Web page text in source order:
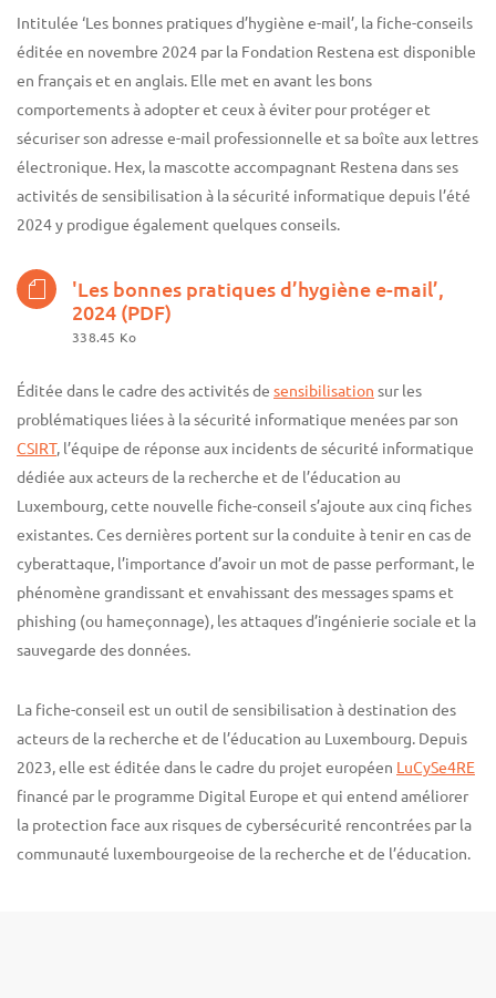
Intitulée ‘Les bonnes pratiques d’hygiène e-mail’, la fiche-conseils
éditée en novembre 2024 par la Fondation Restena est disponible
en français et en anglais. Elle met en avant les bons
comportements à adopter et ceux à éviter pour protéger et
sécuriser son adresse e-mail professionnelle et sa boîte aux lettres
électronique. Hex, la mascotte accompagnant Restena dans ses
activités de sensibilisation à la sécurité informatique depuis l’été
2024 y prodigue également quelques conseils.
'Les bonnes pratiques d’hygiène e-mail’,
2024 (PDF)
338.45 Ko
Éditée dans le cadre des activités de sensibilisation sur les
problématiques liées à la sécurité informatique menées par son
CSIRT, l’équipe de réponse aux incidents de sécurité informatique
dédiée aux acteurs de la recherche et de l’éducation au
Luxembourg, cette nouvelle fiche-conseil s’ajoute aux cinq fiches
existantes. Ces dernières portent sur la conduite à tenir en cas de
cyberattaque, l’importance d’avoir un mot de passe performant, le
phénomène grandissant et envahissant des messages spams et
phishing (ou hameçonnage), les attaques d’ingénierie sociale et la
sauvegarde des données.
La fiche-conseil est un outil de sensibilisation à destination des
acteurs de la recherche et de l’éducation au Luxembourg. Depuis
2023, elle est éditée dans le cadre du projet européen LuCySe4RE
financé par le programme Digital Europe et qui entend améliorer
la protection face aux risques de cybersécurité rencontrées par la
communauté luxembourgeoise de la recherche et de l’éducation.